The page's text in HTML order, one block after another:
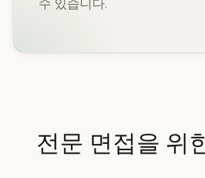
수 있습니다.
전문 면접을 위